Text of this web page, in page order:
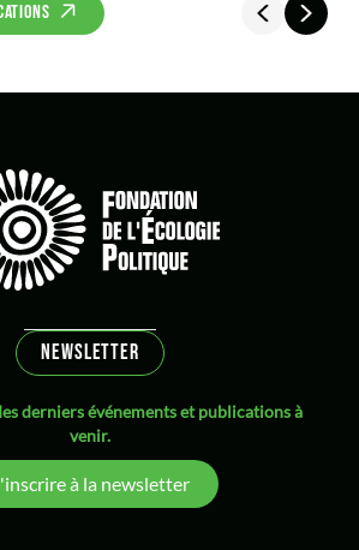
NEWSLETTER
derniers événements et publications à
venir.
à la newsletter